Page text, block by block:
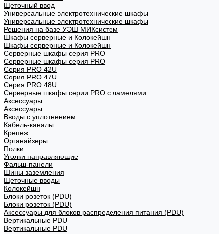
Щеточный ввод
Универсальные электротехнические шкафы
Универсальные электротехнические шкафы
Решения на базе УЭШ МИКсистем
Шкафы серверные и Колокейшн
Шкафы серверные и Колокейшн
Серверные шкафы серия PRO
Серверные шкафы серия PRO
Серия PRO 42U
Серия PRO 47U
Серия PRO 48U
Серверные шкафы серии PRO с ламелями
Аксессуары
Аксессуары
Вводы с уплотнением
Кабель-каналы
Крепеж
Органайзеры
Полки
Уголки направляющие
Фальш-панели
Шины заземления
Щеточные вводы
Колокейшн
Блоки розеток (PDU)
Блоки розеток (PDU)
Аксессуары для блоков распределения питания (PDU)
Вертикальные PDU
Вертикальные PDU